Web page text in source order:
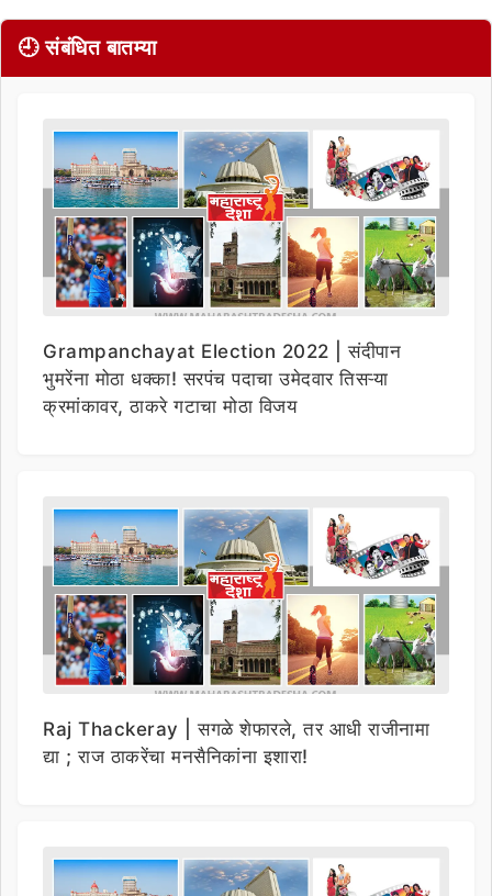
🕘 संबंधित बातम्या
Grampanchayat Election 2022 | संदीपान
भुमरेंना मोठा धक्का! सरपंच पदाचा उमेदवार तिसऱ्या
क्रमांकावर, ठाकरे गटाचा मोठा विजय
Raj Thackeray | सगळे शेफारले, तर आधी राजीनामा
द्या ; राज ठाकरेंचा मनसैनिकांना इशारा!